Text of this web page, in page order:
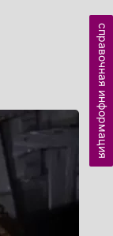
справочная информация